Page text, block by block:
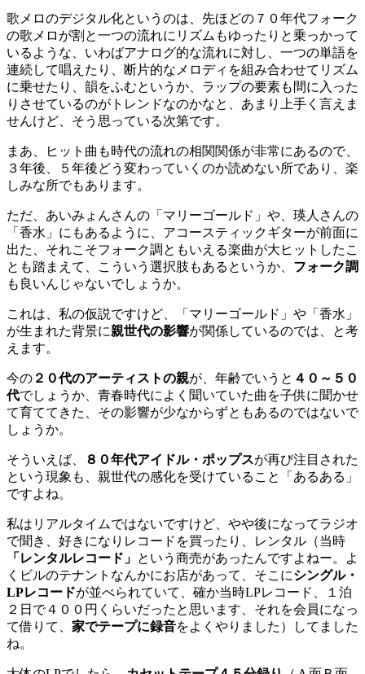
歌メロのデジタル化というのは、先ほどの７０年代フォーク
の歌メロが割と一つの流れにリズムもゆったりと乗っかって
いるような、いわばアナログ的な流れに対し、一つの単語を
連続して唱えたり、断片的なメロディを組み合わせてリズム
に乗せたり、韻をふむというか、ラップの要素も間に入った
りさせているのがトレンドなのかなと、あまり上手く言えま
せんけど、そう思っている次第です。
まあ、ヒット曲も時代の流れの相関関係が非常にあるので、
３年後、５年後どう変わっていくのか読めない所であり、楽
しみな所でもあります。
ただ、あいみょんさんの「マリーゴールド」や、瑛人さんの
「香水」にもあるように、アコースティックギターが前面に
出た、それこそフォーク調ともいえる楽曲が大ヒットしたこ
とも踏まえて、こういう選択肢もあるというか、 フォーク調
も良いんじゃないでしょうか。
これは、私の仮説ですけど、「マリーゴールド」や「香水」
が生まれた背景に親世代の影響が関係しているのでは、と考
えます。
今の ２０代のアーティストの親が、年齢でいうと ４０～５０
代でしょうか、青春時代によく聞いていた曲を子供に聞かせ
て育ててきた、その影響が少なからずともあるのではないで
しょうか。
そういえば、 ８０年代アイドル・ポップスが再び注目された
という現象も、親世代の感化を受けていること「あるある」
ですよね。
私はリアルタイムではないですけど、やや後になってラジオ
で聞き、好きになりレコードを買ったり、レンタル（当時
「レンタルレコード」 という商売があったんですよねー。よ
くビルのテナントなんかにお店があって、そこにシングル・
LPレコードが並べられていて、確か当時LPレコード、１泊
２日で４００円くらいだったと思います、それを会員になっ
て借りて、 家でテープに録音をよくやりました）してました
ね。